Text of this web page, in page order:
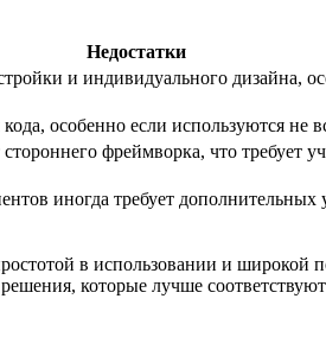
Недостатки
и индивидуального дизайна,
особенно если используются не
фреймворка, что требует
иногда требует дополнительных
в использовании и широкой
которые лучше